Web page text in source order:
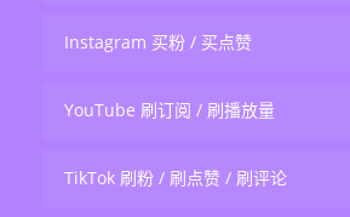
Instagram 买粉 / 买点赞
YouTube 刷订阅 / 刷播放量
TikTok 刷粉 / 刷点赞 / 刷评论